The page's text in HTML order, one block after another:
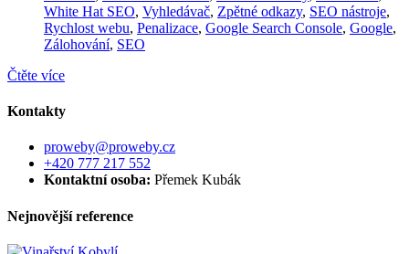
White Hat SEO, Vyhledávač, Zpětné odkazy, SEO nástroje,
Rychlost webu, Penalizace, Google Search Console, Google,
Zálohování, SEO
Čtěte více
Kontakty
proweby@proweby.cz
+420 777 217 552
Kontaktní osoba: Přemek Kubák
Nejnovější reference